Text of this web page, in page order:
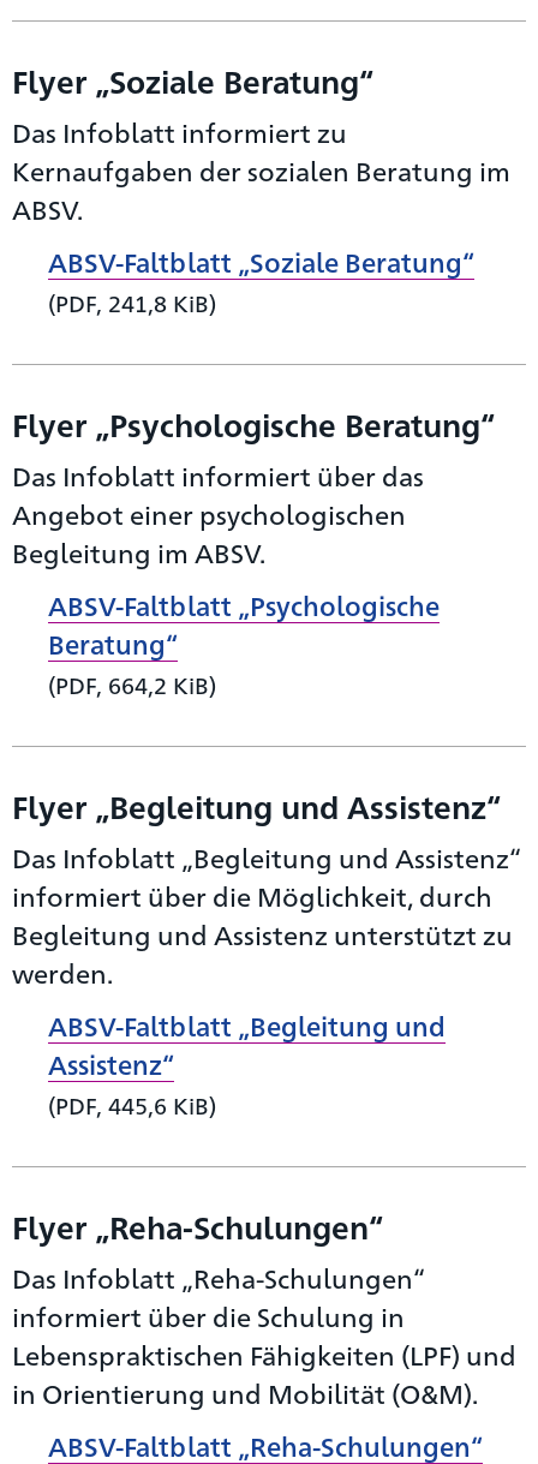
Flyer „Soziale Beratung“
Das Infoblatt informiert zu
Kernaufgaben der sozialen Beratung im
ABSV.
ABSV-Faltblatt „Soziale Beratung“
(PDF, 241,8 KiB)
Flyer „Psychologische Beratung“
Das Infoblatt informiert über das
Angebot einer psychologischen
Begleitung im ABSV.
ABSV-Faltblatt „Psychologische
Beratung“
(PDF, 664,2 KiB)
Flyer „Begleitung und Assistenz“
Das Infoblatt „Begleitung und Assistenz“
informiert über die Möglichkeit, durch
Begleitung und Assistenz unterstützt zu
werden.
ABSV-Faltblatt „Begleitung und
Assistenz“
(PDF, 445,6 KiB)
Flyer „Reha-Schulungen“
Das Infoblatt „Reha-Schulungen“
informiert über die Schulung in
Lebenspraktischen Fähigkeiten (LPF) und
in Orientierung und Mobilität (O&M).
ABSV-Faltblatt „Reha-Schulungen“